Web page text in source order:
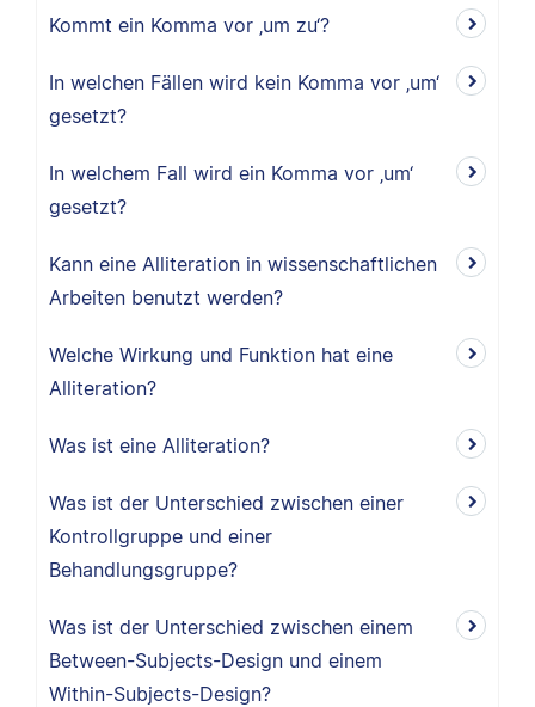
Kommt ein Komma vor ‚um zu‘?
In welchen Fällen wird kein Komma vor ‚um‘
gesetzt?
In welchem Fall wird ein Komma vor ‚um‘
gesetzt?
Kann eine Alliteration in wissenschaftlichen
Arbeiten benutzt werden?
Welche Wirkung und Funktion hat eine
Alliteration?
Was ist eine Alliteration?
Was ist der Unterschied zwischen einer
Kontrollgruppe und einer
Behandlungsgruppe?
Was ist der Unterschied zwischen einem
Between-Subjects-Design und einem
Within-Subjects-Design?